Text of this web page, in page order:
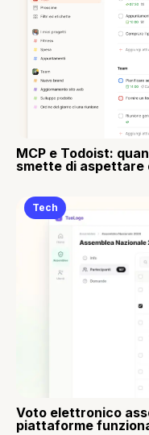
MCP e Todoist:
smette di aspettare
Tech
Voto elettronico
piattaforme